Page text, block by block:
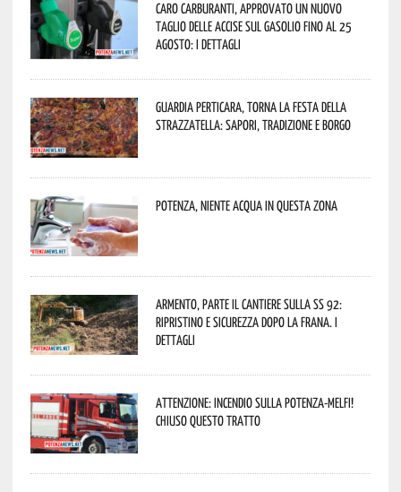
Caro carburanti, approvato un nuovo
taglio delle accise sul gasolio fino al 25
agosto: i dettagli
Guardia Perticara, torna la Festa della
Strazzatella: sapori, tradizione e borgo
Potenza, niente acqua in questa zona
Armento, parte il cantiere sulla SS 92:
ripristino e sicurezza dopo la frana. I
dettagli
Attenzione: incendio sulla Potenza-Melfi!
Chiuso questo tratto